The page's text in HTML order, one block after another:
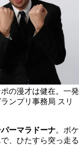
の漫才は健在。一発
ンプリ事務局 スリ
パーマラドーナ。ボケ
、ひたすら突っ走る